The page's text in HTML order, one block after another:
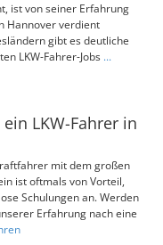
ist von seiner Erfahrung
Hannover verdient
gibt es deutliche
LKW-Fahrer-Jobs ...
LKW-Fahrer in
mit dem großen
ist oftmals von Vorteil,
Schulungen an. Werden
Erfahrung nach eine